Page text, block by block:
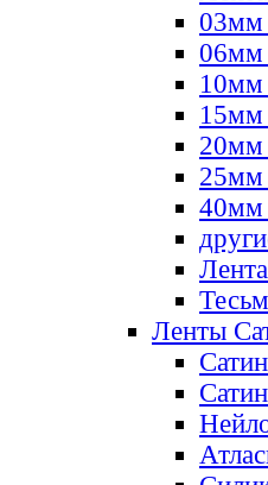
03мм
06мм
10мм
15мм
20мм
25мм
40мм
Ленты